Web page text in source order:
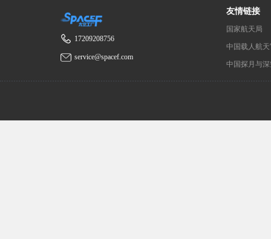
17209208756
service@spacef.com
友情链接
国家航天局
中国载人航
中国探月与